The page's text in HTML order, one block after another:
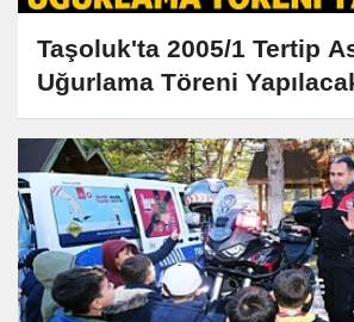
Taşoluk'ta 2005/1 Tertip
Uğurlama Töreni